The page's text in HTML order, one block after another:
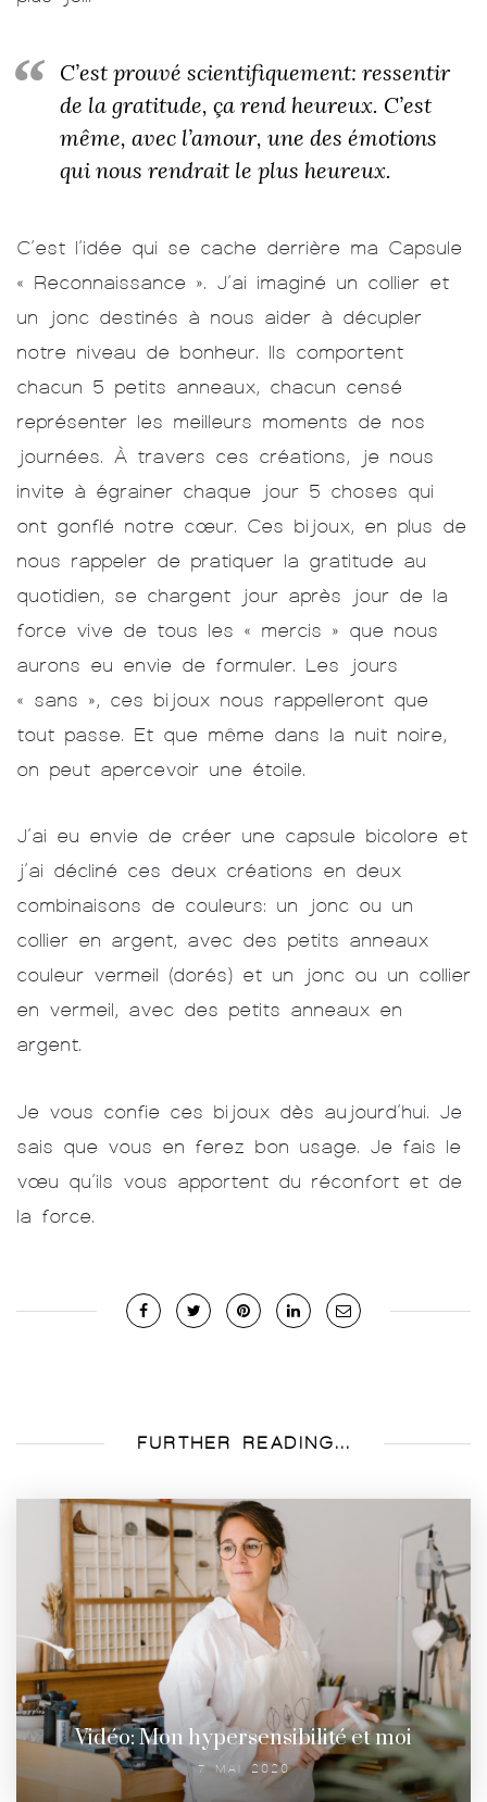
C’est prouvé scientifiquement: ressentir
de la gratitude, ça rend heureux. C’est
même, avec l’amour, une des émotions
qui nous rendrait le plus heureux.
C’est l’idée qui se cache derrière ma Capsule
« Reconnaissance ». J’ai imaginé un collier et
un jonc destinés à nous aider à décupler
notre niveau de bonheur. Ils comportent
chacun 5 petits anneaux, chacun censé
représenter les meilleurs moments de nos
journées. À travers ces créations, je nous
invite à égrainer chaque jour 5 choses qui
ont gonflé notre cœur. Ces bijoux, en plus de
nous rappeler de pratiquer la gratitude au
quotidien, se chargent jour après jour de la
force vive de tous les « mercis » que nous
aurons eu envie de formuler. Les jours
« sans », ces bijoux nous rappelleront que
tout passe. Et que même dans la nuit noire,
on peut apercevoir une étoile.
J’ai eu envie de créer une capsule bicolore et
j’ai décliné ces deux créations en deux
combinaisons de couleurs: un jonc ou un
collier en argent, avec des petits anneaux
couleur vermeil (dorés) et un jonc ou un collier
en vermeil, avec des petits anneaux en
argent.
Je vous confie ces bijoux dès aujourd’hui. Je
sais que vous en ferez bon usage. Je fais le
vœu qu’ils vous apportent du réconfort et de
la force.
FURTHER READING...
Vidéo: Mon hypersensibilité et moi
7 MAI 2020